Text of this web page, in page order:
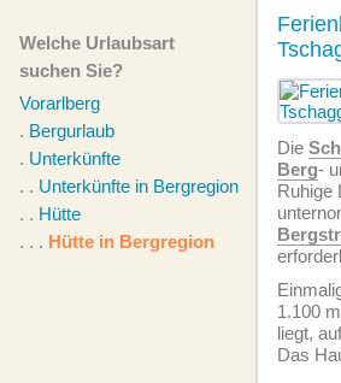
Welche Urlaubsart
suchen Sie?
Vorarlberg
. Bergurlaub
. Unterkünfte
. . Unterkünfte in Bergregion
. . Hütte
. . . Hütte in Bergregion
Die
Berg-
Ruhige
1.100
liegt,
Das